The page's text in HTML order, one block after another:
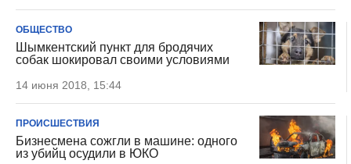
ОБЩЕСТВО
Шымкентский пункт для бродячих
собак шокировал своими условиями
14 июня 2018, 15:44
ПРОИСШЕСТВИЯ
Бизнесмена сожгли в машине: одного
из убийц осудили в ЮКО